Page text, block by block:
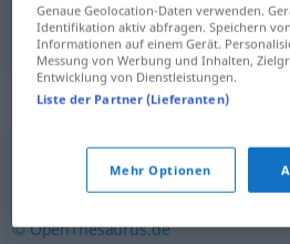
inventuraf Bestandsaufnahme
Synonyme für
Zählung,Inventur
© OpenThesaurus.de
Genaue Geolocation-Daten verwenden.
Identifikation aktiv abfragen. Speichern
Informationen auf einem Gerät.
Messung von Werbung und Inhalten,
Entwicklung von Dienstleistungen.
Liste der Partner (Lieferanten)
Mehr Optionen